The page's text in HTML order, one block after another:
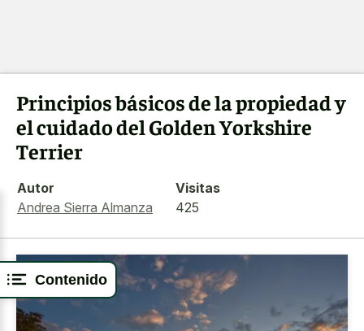
Contenido
Principios básicos de la propiedad y
el cuidado del Golden Yorkshire
Terrier
Autor
Andrea Sierra Almanza
Visitas
425